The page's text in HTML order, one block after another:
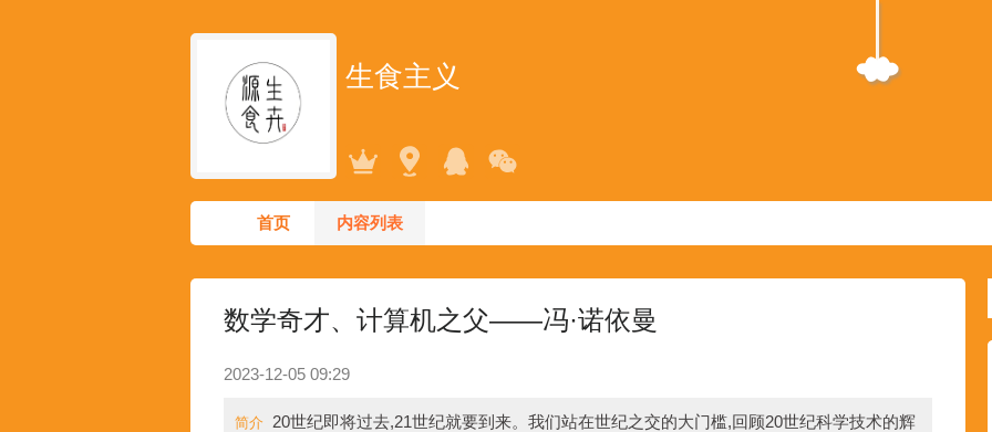
生食主义
首页 内容列表
数学奇才、计算机之父——冯·诺依曼
2023-12-05 09:29
简介 20世纪即将过去,21世纪就要到来。我们站在世纪之交的大门槛,回顾20世纪科学技术的辉